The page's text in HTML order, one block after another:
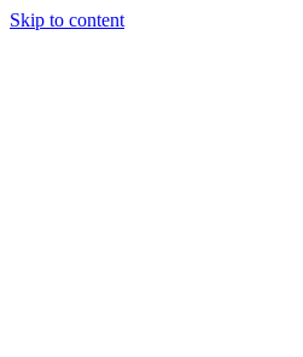
Skip to content